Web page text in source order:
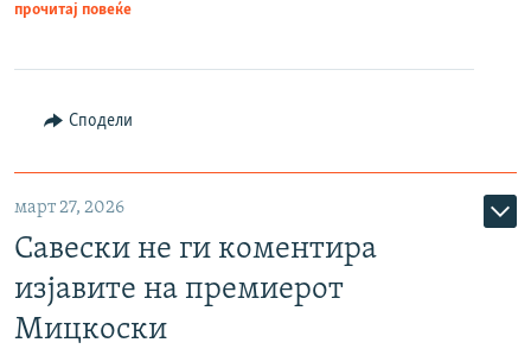
прочитај повеќе
Сподели
март 27, 2026
Савески не ги коментира
изјавите на премиерот
Мицкоски